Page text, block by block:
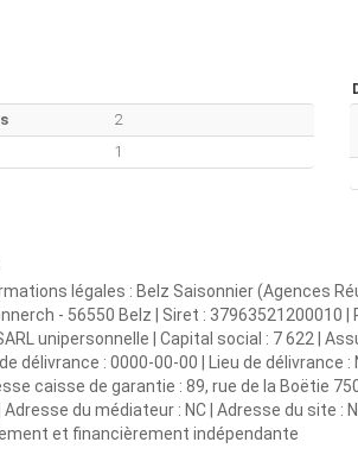
2
1
légales : Belz Saisonnier (Agences
- 56550 Belz | Siret : 37963521200010
unipersonnelle | Capital social : 7 622 |
délivrance : 0000-00-00 | Lieu de délivrance
caisse de garantie : 89, rue de la Boëtie
du médiateur : NC | Adresse du site :
et financièrement indépendante